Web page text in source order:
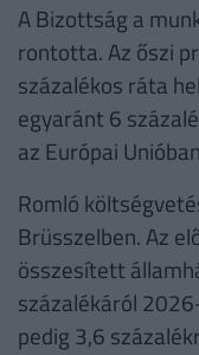
A Bizottság a
rontotta. Az őszi
százalékos ráta
egyaránt 6
az Európai
Romló
Brüsszelben. Az
összesített
százalékáról
pedig 3,6